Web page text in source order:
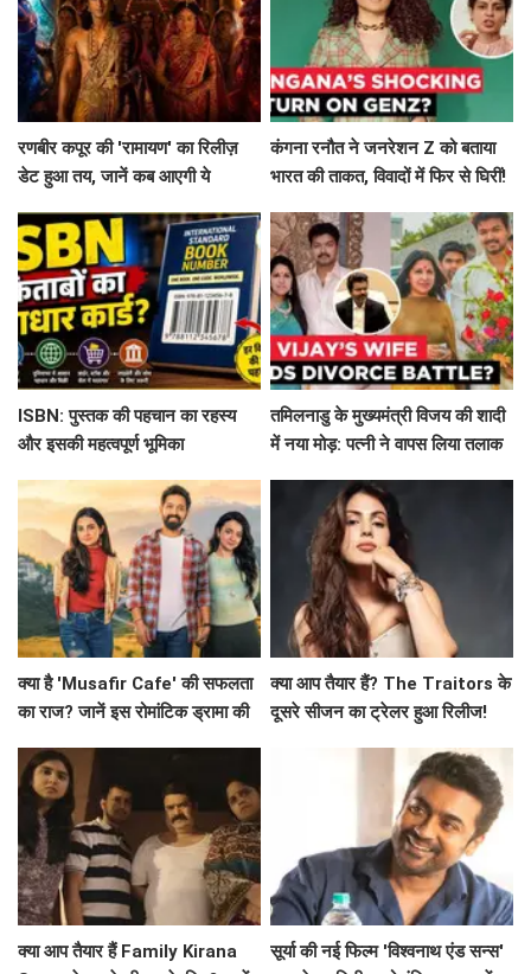
रणबीर कपूर की 'रामायण' का रिलीज़
डेट हुआ तय, जानें कब आएगी ये
कंगना रनौत ने जनरेशन Z को बताया
भारत की ताकत, विवादों में फिर से घिरीं!
ISBN: पुस्तक की पहचान का रहस्य
और इसकी महत्वपूर्ण भूमिका
तमिलनाडु के मुख्यमंत्री विजय की शादी
में नया मोड़: पत्नी ने वापस लिया तलाक
क्या है 'Musafir Cafe' की सफलता
का राज? जानें इस रोमांटिक ड्रामा की
क्या आप तैयार हैं? The Traitors के
दूसरे सीजन का ट्रेलर हुआ रिलीज!
क्या आप तैयार हैं Family Kirana
सूर्या की नई फिल्म 'विश्वनाथ एंड सन्स'